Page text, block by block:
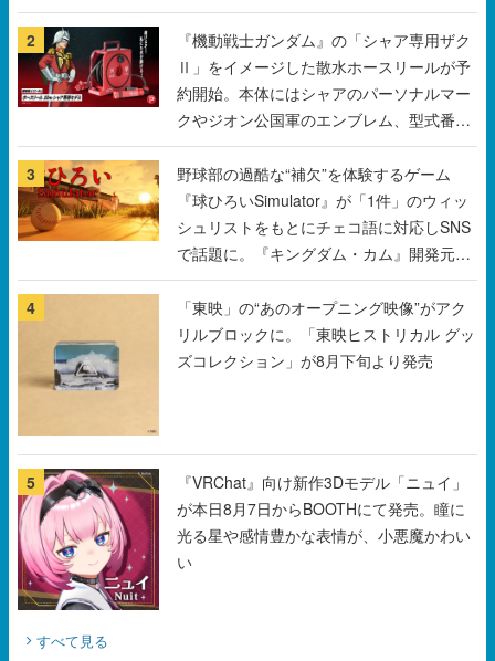
2
『機動戦士ガンダム』の「シャア専用ザク
Ⅱ」をイメージした散水ホースリールが予
約開始。本体にはシャアのパーソナルマー
クやジオン公国軍のエンブレム、型式番号
などを配置
3
野球部の過酷な“補欠”を体験するゲーム
『球ひろいSimulator』が「1件」のウィッ
シュリストをもとにチェコ語に対応しSNS
で話題に。『キングダム・カム』開発元や
チェコのプロ野球選手から称賛の声
4
「東映」の“あのオープニング映像”がアク
リルブロックに。「東映ヒストリカル グッ
ズコレクション」が8月下旬より発売
5
『VRChat』向け新作3Dモデル「ニュイ」
が本日8月7日からBOOTHにて発売。瞳に
光る星や感情豊かな表情が、小悪魔かわい
い
すべて見る